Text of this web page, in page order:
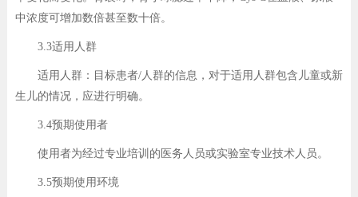
中浓度可增加数倍甚至数十倍。
3.3适用人群
适用人群：目标患者/人群的信息，对于适用人群包含儿童或新
生儿的情况，应进行明确。
3.4预期使用者
使用者为经过专业培训的医务人员或实验室专业技术人员。
3.5预期使用环境